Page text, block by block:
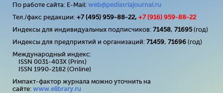
По работе сайта: E-Mail: web@pediatriajournal.ru
Тел./факс редакции: +7 (495) 959-88-22, +7 (916) 959-88-22
Индексы для индивидуальных подписчиков: 71458, 71695(год)
Индексы для предприятий и организаций: 71459, 71696 (год)
Международный индекс:
ISSN 0031-403X (Print)
ISSN 1990-2182 (Online)
Импакт-фактор журнала можно уточнить на
сайте: www.elibrary.ru